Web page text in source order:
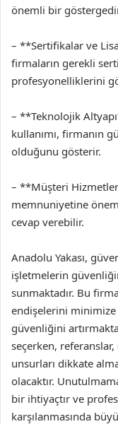
önemli bir
– **Sertifikalar ve
firmaların gerekli
profesyonelliklerini
– **Teknolojik
kullanımı, firmanın
olduğunu gösterir.
– **Müşteri
memnuniyetine
cevap verebilir.
Anadolu Yakası,
işletmelerin
sunmaktadır. Bu
endişelerini minimize
güvenliğini
seçerken,
unsurları dikkate
olacaktır.
bir ihtiyaçtır ve
karşılanmasında